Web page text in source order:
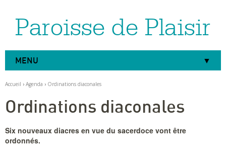
Outils
personnels
Paroisse de Plaisir
MENU
Accueil › Agenda › Ordinations diaconales
Ordinations diaconales
Six nouveaux diacres en vue du sacerdoce vont être
ordonnés.